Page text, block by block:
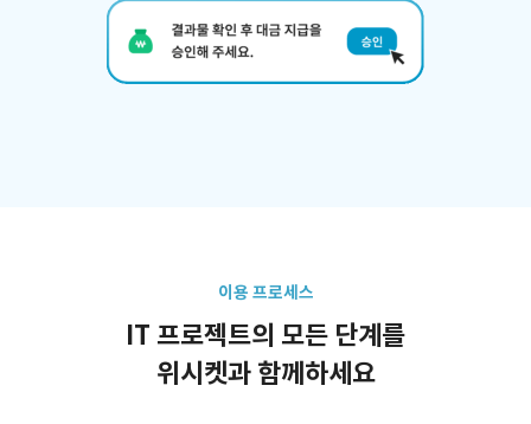
이용 프로세스
IT 프로젝트의 모든 단계를
위시켓과 함께하세요